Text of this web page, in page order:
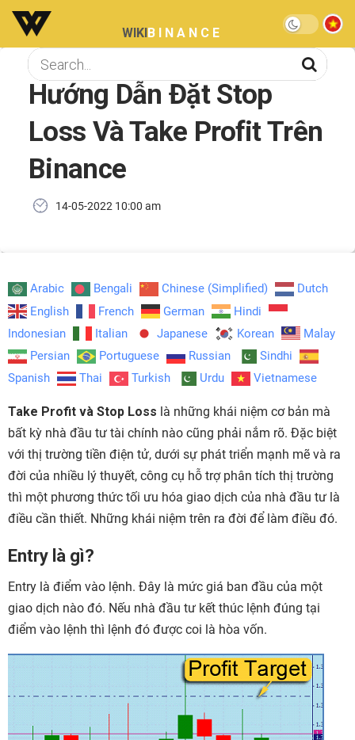
WIKIBINANCE
Hướng Dẫn Đặt Stop
Loss Và Take Profit Trên
Binance
14-05-2022 10:00 am
Arabic Bengali Chinese (Simplified)
Dutch
English
French German
Hindi
Indonesian
Italian Japanese Korean
Malay
Persian
Portuguese Russian
Sindhi
Spanish
Thai Turkish Urdu Vietnamese
Take Profit và Stop Loss là những khái niệm cơ bản mà
bất kỳ nhà đầu tư tài chính nào cũng phải nắm rõ. Đặc biệt
với thị trường tiền điện tử, dưới sự phát triển mạnh mẽ và ra
đời của nhiều lý thuyết, công cụ hỗ trợ phân tích thị trường
thì một phương thức tối ưu hóa giao dịch của nhà đầu tư là
điều cần thiết. Những khái niệm trên ra đời để làm điều đó.
Entry là gì?
Entry là điểm vào lệnh. Đây là mức giá ban đầu của một
giao dịch nào đó. Nếu nhà đầu tư kết thúc lệnh đúng tại
điểm vào lệnh thì lệnh đó được coi là hòa vốn.